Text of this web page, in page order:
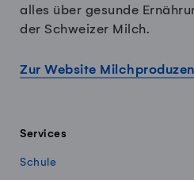
alles über gesunde
der Schweizer Milch.
Zur Website
Services
Schule